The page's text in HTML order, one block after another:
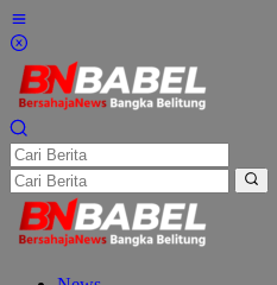
Lewati
ke
konten